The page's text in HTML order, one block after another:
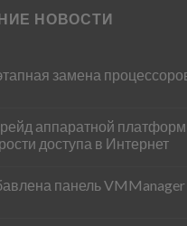
НОВОСТИ
замена
аппаратной
доступа в Интернет
панель VMManager